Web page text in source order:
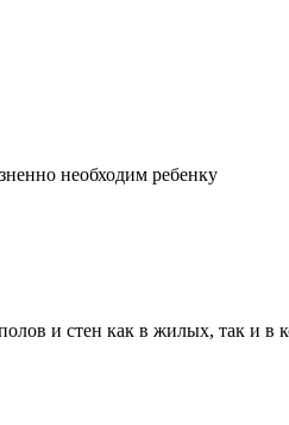
необходим ребенку
и стен как в жилых, так и в